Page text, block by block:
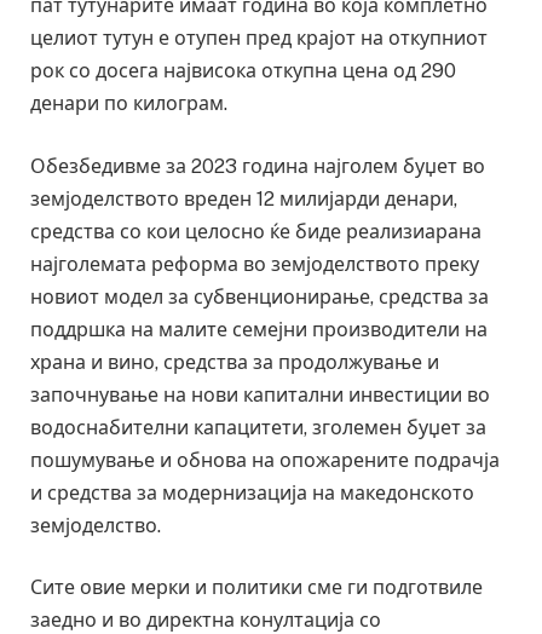
пат тутунарите имаат година во која комплетно
целиот тутун е отупен пред крајот на откупниот
рок со досега највисока откупна цена од 290
денари по килограм.
Обезбедивме за 2023 година најголем буџет во
земјоделството вреден 12 милијарди денари,
средства со кои целосно ќе биде реализиарана
најголемата реформа во земјоделството преку
новиот модел за субвенционирање, средства за
поддршка на малите семејни производители на
храна и вино, средства за продолжување и
започнување на нови капитални инвестиции во
водоснабителни капацитети, зголемен буџет за
пошумување и обнова на опожарените подрачја
и средства за модернизација на македонското
земјоделство.
Сите овие мерки и политики сме ги подготвиле
заедно и во директна конултација со